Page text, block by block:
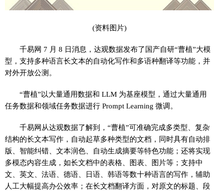
(资料图片)
千易网 7 月 8 日消息，达观数据发布了国产自研“曹植”大模
型，支持多种语言长文本的自动化写作和多语种翻译等功能，并
对外开放公测。
“曹植”以大量通用数据和 LLM 为基座模型，通过大量通用
任务数据和领域任务数据进行 Prompt Learning 微调。
千易网从达观数据了解到，“曹植”可准确完成多类型、复杂
结构的长文本写作，自动起草多种类型的文档，同时具有自动排
版、智能纠错、文本润色、自动生成摘要等特色功能；还将实现
多模态内容生成，如长文档中的表格、图表、图片等；支持中
文、英文、法语、德语、日语、韩语等数十种语言的写作，辅助
人工大幅提高办公效率；在长文档翻译方面，对原文的标题、段